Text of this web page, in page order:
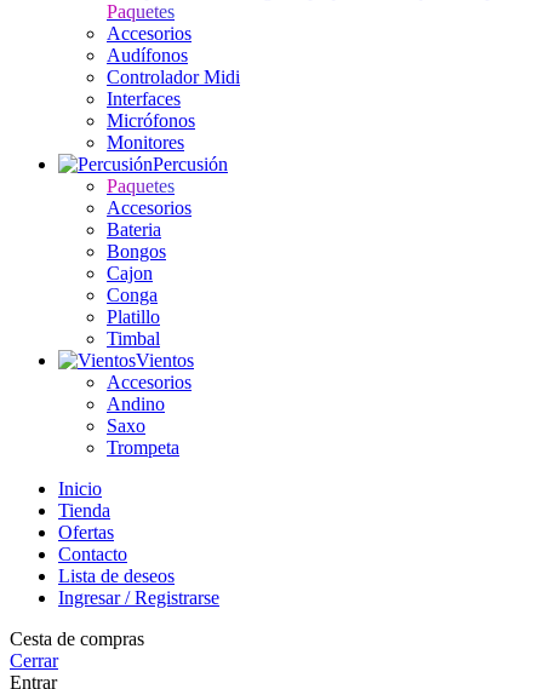
Paquetes
Accesorios
Audífonos
Controlador Midi
Interfaces
Micrófonos
Monitores
Percusión
Paquetes
Accesorios
Bateria
Bongos
Cajon
Conga
Platillo
Timbal
Vientos
Accesorios
Andino
Saxo
Trompeta
Inicio
Tienda
Ofertas
Contacto
Lista de deseos
Ingresar / Registrarse
Cesta de compras
Cerrar
Entrar